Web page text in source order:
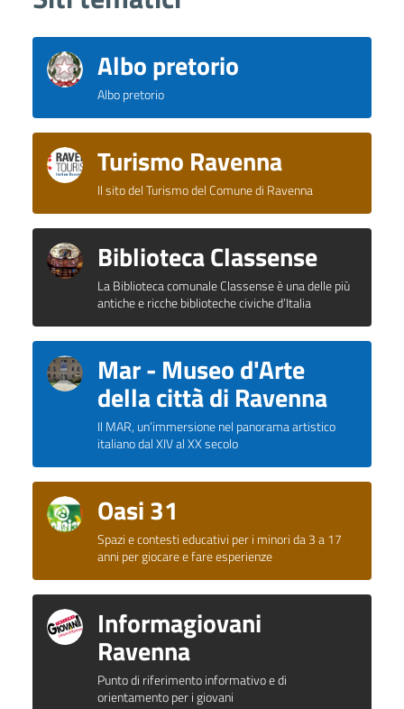
Albo pretorio
Albo pretorio
Turismo Ravenna
Il sito del Turismo del Comune di Ravenna
Biblioteca Classense
La Biblioteca comunale Classense è una delle più
antiche e ricche biblioteche civiche d’Italia
Mar - Museo d'Arte
della città di Ravenna
Il MAR, un’immersione nel panorama artistico
italiano dal XIV al XX secolo
Oasi 31
Spazi e contesti educativi per i minori da 3 a 17
anni per giocare e fare esperienze
Informagiovani
Ravenna
Punto di riferimento informativo e di
orientamento per i giovani